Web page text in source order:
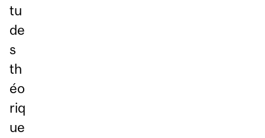
tu
de
s
th
éo
riq
ue